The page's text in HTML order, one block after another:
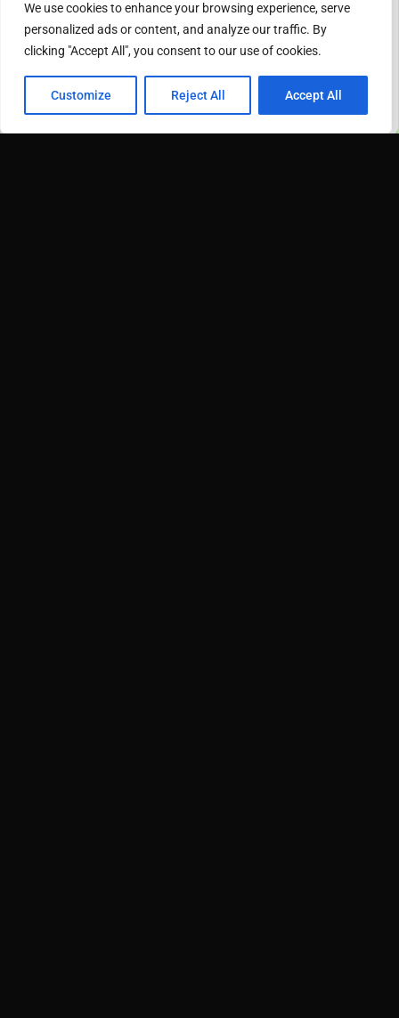
We use cookies to enhance your browsing experience, serve
personalized ads or content, and analyze our traffic. By
clicking "Accept All", you consent to our use of cookies.
Customize Reject All Accept All